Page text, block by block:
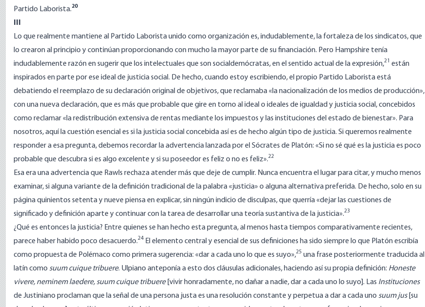
Partido Laborista.20
Lo que realmente mantiene al Partido Laborista unido como organización es, indudablemente, la fortaleza de los sindicatos, que
lo crearon al principio y continúan proporcionando con mucho la mayor parte de su financiación. Pero Hampshire tenía
indudablemente razón en sugerir que los intelectuales que son socialdemócratas, en el sentido actual de la expresión,21 están
inspirados en parte por ese ideal de justicia social. De hecho, cuando estoy escribiendo, el propio Partido Laborista está
debatiendo el reemplazo de su declaración original de objetivos, que reclamaba «la nacionalización de los medios de producción»,
con una nueva declaración, que es más que probable que gire en torno al ideal o ideales de igualdad y justicia social, concebidos
como reclamar «la redistribución extensiva de rentas mediante los impuestos y las instituciones del estado de bienestar». Para
nosotros, aquí la cuestión esencial es si la justicia social concebida así es de hecho algún tipo de justicia. Si queremos realmente
responder a esa pregunta, debemos recordar la advertencia lanzada por el Sócrates de Platón: «Si no sé qué es la justicia es poco
probable que descubra si es algo excelente y si su poseedor es feliz o no es feliz».22
Esa era una advertencia que Rawls rechaza atender más que deje de cumplir. Nunca encuentra el lugar para citar, y mucho menos
examinar, si alguna variante de la definición tradicional de la palabra «justicia» o alguna alternativa preferida. De hecho, solo en su
página quinientos setenta y nueve piensa en explicar, sin ningún indicio de disculpas, que querría «dejar las cuestiones de
significado y definición aparte y continuar con la tarea de desarrollar una teoría sustantiva de la justicia».23
¿Qué es entonces la justicia? Entre quienes se han hecho esta pregunta, al menos hasta tiempos comparativamente recientes,
parece haber habido poco desacuerdo.24 El elemento central y esencial de sus definiciones ha sido siempre lo que Platón escribía
como propuesta de Polémaco como primera sugerencia: «dar a cada uno lo que es suyo»,25 una frase posteriormente traducida al
latín como suum cuique tribuere. Ulpiano anteponía a esto dos cláusulas adicionales, haciendo así su propia definición: Honeste
vivere, neminem laedere, suum cuique tribuere[vivir honradamente, no dañar a nadie, dar a cada uno lo suyo]. Las Instituciones
de Justiniano proclaman que la señal de una persona justa es una resolución constante y perpetua a dar a cada uno suum jus[su